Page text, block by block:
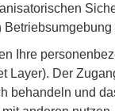
Ihre
Layer). Der
behandeln und